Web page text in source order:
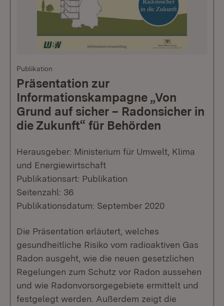
Publikation
Präsentation zur
Informationskampagne „Von
Grund auf sicher – Radonsicher in
die Zukunft“ für Behörden
Herausgeber: Ministerium für Umwelt, Klima
und Energiewirtschaft
Publikationsart: Publikation
Seitenzahl: 36
Publikationsdatum: September 2020
Die Präsentation erläutert, welches
gesundheitliche Risiko vom radioaktiven Gas
Radon ausgeht, wie die neuen gesetzlichen
Regelungen zum Schutz vor Radon aussehen
und wie Radonvorsorgegebiete ermittelt und
festgelegt werden. Außerdem zeigt die